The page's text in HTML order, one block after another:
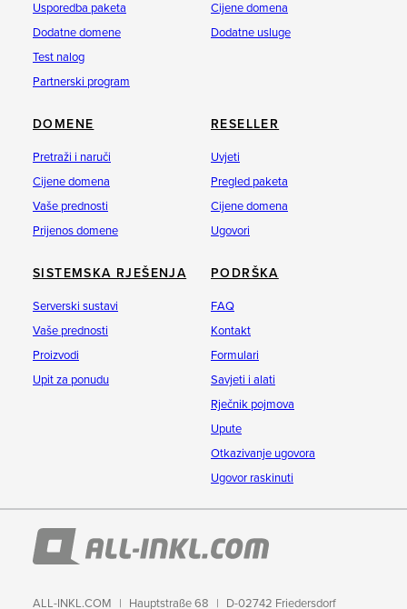
Usporedba paketa
Dodatne domene
Test nalog
Partnerski program
Cijene domena
Dodatne usluge
DOMENE
Pretraži i naruči
Cijene domena
Vaše prednosti
Prijenos domene
RESELLER
Uvjeti
Pregled paketa
Cijene domena
Ugovori
SISTEMSKA RJEŠENJA
Serverski sustavi
Vaše prednosti
Proizvodi
Upit za ponudu
PODRŠKA
FAQ
Kontakt
Formulari
Savjeti i alati
Rječnik pojmova
Upute
Otkazivanje ugovora
Ugovor raskinuti
ALL-INKL.COM Hauptstraße 68 D-02742 Friedersdorf